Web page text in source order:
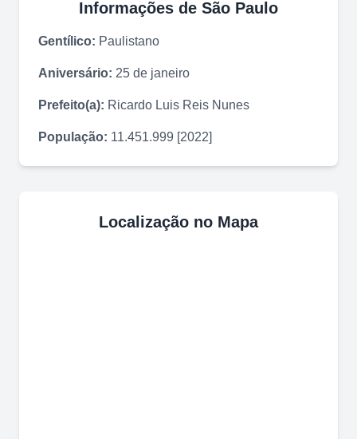
Informações de São Paulo
Gentílico: Paulistano
Aniversário: 25 de janeiro
Prefeito(a): Ricardo Luis Reis Nunes
População: 11.451.999 [2022]
Localização no Mapa